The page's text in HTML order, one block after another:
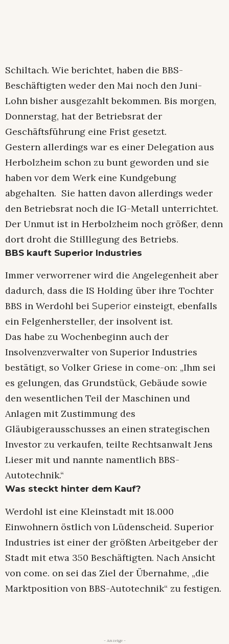
Schiltach. Wie berichtet, haben die BBS-
Beschäftigten weder den Mai noch den Juni-
Lohn bisher ausgezahlt bekommen. Bis morgen,
Donnerstag, hat der Betriebsrat der
Geschäftsführung eine Frist gesetzt.
Gestern allerdings war es einer Delegation aus
Herbolzheim schon zu bunt geworden und sie
haben vor dem Werk eine Kundgebung
abgehalten. Sie hatten davon allerdings weder
den Betriebsrat noch die IG-Metall unterrichtet.
Der Unmut ist in Herbolzheim noch größer, denn
dort droht die Stilllegung des Betriebs.
BBS kauft Superior Industries
Immer verworrener wird die Angelegenheit aber
dadurch, dass die IS Holding über ihre Tochter
BBS in Werdohl bei Superior einsteigt, ebenfalls
ein Felgenhersteller, der insolvent ist.
Das habe zu Wochenbeginn auch der
Insolvenzverwalter von Superior Industries
bestätigt, so Volker Griese in come-on: „Ihm sei
es gelungen, das Grundstück, Gebäude sowie
den wesentlichen Teil der Maschinen und
Anlagen mit Zustimmung des
Gläubigerausschusses an einen strategischen
Investor zu verkaufen, teilte Rechtsanwalt Jens
Lieser mit und nannte namentlich BBS-
Autotechnik.“
Was steckt hinter dem Kauf?
Werdohl ist eine Kleinstadt mit 18.000
Einwohnern östlich von Lüdenscheid. Superior
Industries ist einer der größten Arbeitgeber der
Stadt mit etwa 350 Beschäftigten. Nach Ansicht
von come. on sei das Ziel der Übernahme, „die
Marktposition von BBS-Autotechnik“ zu festigen.
- Anzeige -